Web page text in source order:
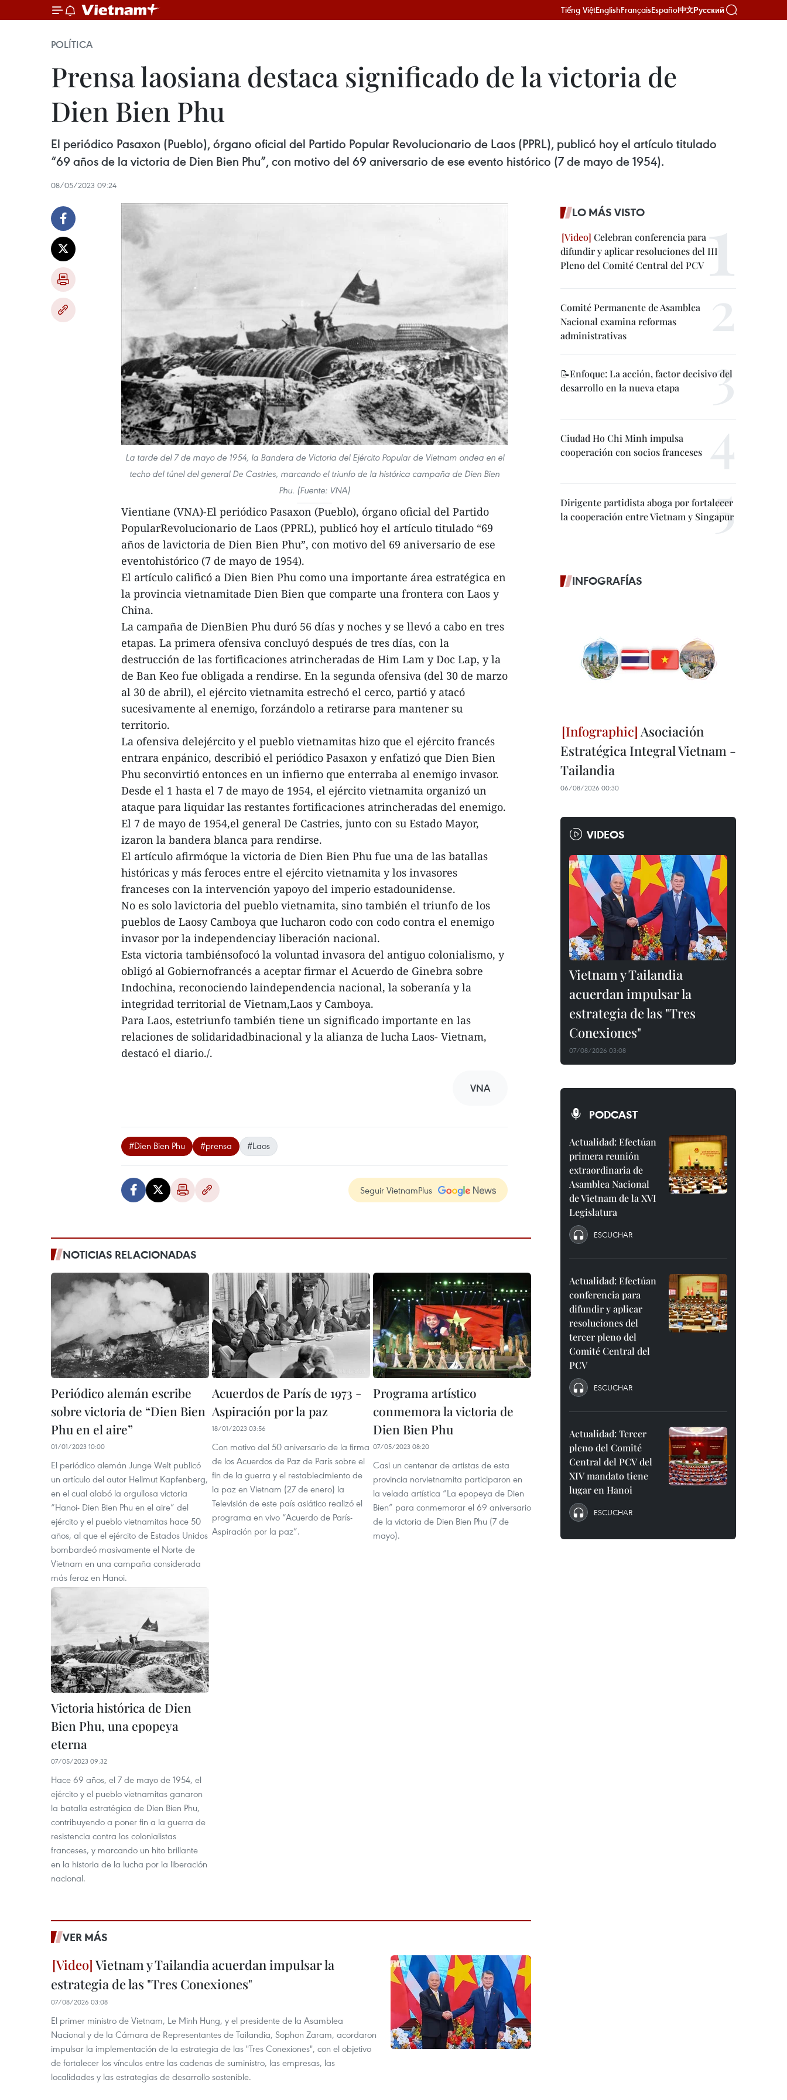
Tiếng ViệtEnglishFrançaisEspañol中文Русский
POLÍTICA
Prensa laosiana destaca significado de la victoria de
Dien Bien Phu
El periódico Pasaxon (Pueblo), órgano oficial del Partido Popular Revolucionario de Laos (PPRL), publicó hoy el artículo titulado
“69 años de la victoria de Dien Bien Phu”, con motivo del 69 aniversario de ese evento histórico (7 de mayo de 1954).
08/05/2023 09:24
La tarde del 7 de mayo de 1954, la Bandera de Victoria del Ejército Popular de Vietnam ondea en el
techo del túnel del general De Castries, marcando el triunfo de la histórica campaña de Dien Bien
Phu. (Fuente: VNA)
Vientiane (VNA)-El periódico Pasaxon (Pueblo), órgano oficial del Partido
PopularRevolucionario de Laos (PPRL), publicó hoy el artículo titulado “69
años de lavictoria de Dien Bien Phu”, con motivo del 69 aniversario de ese
eventohistórico (7 de mayo de 1954).
El artículo calificó a Dien Bien Phu como una importante área estratégica en
la provincia vietnamitade Dien Bien que comparte una frontera con Laos y
China.
La campaña de DienBien Phu duró 56 días y noches y se llevó a cabo en tres
etapas. La primera ofensiva concluyó después de tres días, con la
destrucción de las fortificaciones atrincheradas de Him Lam y Doc Lap, y la
de Ban Keo fue obligada a rendirse. En la segunda ofensiva (del 30 de marzo
al 30 de abril), el ejército vietnamita estrechó el cerco, partió y atacó
sucesivamente al enemigo, forzándolo a retirarse para mantener su
territorio.
La ofensiva delejército y el pueblo vietnamitas hizo que el ejército francés
entrara enpánico, describió el periódico Pasaxon y enfatizó que Dien Bien
Phu seconvirtió entonces en un infierno que enterraba al enemigo invasor.
Desde el 1 hasta el 7 de mayo de 1954, el ejército vietnamita organizó un
ataque para liquidar las restantes fortificaciones atrincheradas del enemigo.
El 7 de mayo de 1954,el general De Castries, junto con su Estado Mayor,
izaron la bandera blanca para rendirse.
El artículo afirmóque la victoria de Dien Bien Phu fue una de las batallas
históricas y más feroces entre el ejército vietnamita y los invasores
franceses con la intervención yapoyo del imperio estadounidense.
No es solo lavictoria del pueblo vietnamita, sino también el triunfo de los
pueblos de Laosy Camboya que lucharon codo con codo contra el enemigo
invasor por la independenciay liberación nacional.
Esta victoria tambiénsofocó la voluntad invasora del antiguo colonialismo, y
obligó al Gobiernofrancés a aceptar firmar el Acuerdo de Ginebra sobre
Indochina, reconociendo laindependencia nacional, la soberanía y la
integridad territorial de Vietnam,Laos y Camboya.
Para Laos, estetriunfo también tiene un significado importante en las
relaciones de solidaridadbinacional y la alianza de lucha Laos- Vietnam,
destacó el diario./.
VNA
#Dien Bien Phu #prensa #Laos
Seguir VietnamPlus
NOTICIAS RELACIONADAS
Periódico alemán escribe
sobre victoria de “Dien Bien
Phu en el aire”
01/01/2023 10:00
El periódico alemán Junge Welt publicó
un artículo del autor Hellmut Kapfenberg,
en el cual alabó la orgullosa victoria
“Hanoi- Dien Bien Phu en el aire” del
ejército y el pueblo vietnamitas hace 50
años, al que el ejército de Estados Unidos
bombardeó masivamente el Norte de
Vietnam en una campaña considerada
más feroz en Hanoi.
Acuerdos de París de 1973 -
Aspiración por la paz
18/01/2023 03:56
Con motivo del 50 aniversario de la firma
de los Acuerdos de Paz de París sobre el
fin de la guerra y el restablecimiento de
la paz en Vietnam (27 de enero) la
Televisión de este país asiático realizó el
programa en vivo “Acuerdo de París-
Aspiración por la paz”.
Programa artístico
conmemora la victoria de
Dien Bien Phu
07/05/2023 08:20
Casi un centenar de artistas de esta
provincia norvietnamita participaron en
la velada artística “La epopeya de Dien
Bien” para conmemorar el 69 aniversario
de la victoria de Dien Bien Phu (7 de
mayo).
Victoria histórica de Dien
Bien Phu, una epopeya
eterna
07/05/2023 09:32
Hace 69 años, el 7 de mayo de 1954, el
ejército y el pueblo vietnamitas ganaron
la batalla estratégica de Dien Bien Phu,
contribuyendo a poner fin a la guerra de
resistencia contra los colonialistas
franceses, y marcando un hito brillante
en la historia de la lucha por la liberación
nacional.
VER MÁS
Vietnam y Tailandia acuerdan impulsar la
estrategia de las "Tres Conexiones"
07/08/2026 03:08
El primer ministro de Vietnam, Le Minh Hung, y el presidente de la Asamblea
Nacional y de la Cámara de Representantes de Tailandia, Sophon Zaram, acordaron
impulsar la implementación de la estrategia de las "Tres Conexiones", con el objetivo
de fortalecer los vínculos entre las cadenas de suministro, las empresas, las
localidades y las estrategias de desarrollo sostenible.
LO MÁS VISTO
Celebran conferencia para
difundir y aplicar resoluciones del III
Pleno del Comité Central del PCV
Comité Permanente de Asamblea
Nacional examina reformas
administrativas
📝Enfoque: La acción, factor decisivo del
desarrollo en la nueva etapa
Ciudad Ho Chi Minh impulsa
cooperación con socios franceses
Dirigente partidista aboga por fortalecer
la cooperación entre Vietnam y Singapur
INFOGRAFÍAS
Asociación
Estratégica Integral Vietnam -
Tailandia
06/08/2026 00:30
VIDEOS
Vietnam y Tailandia
acuerdan impulsar la
estrategia de las "Tres
Conexiones"
07/08/2026 03:08
PODCAST
Actualidad: Efectúan
primera reunión
extraordinaria de
Asamblea Nacional
de Vietnam de la XVI
Legislatura
ESCUCHAR
Actualidad: Efectúan
conferencia para
difundir y aplicar
resoluciones del
tercer pleno del
Comité Central del
PCV
ESCUCHAR
Actualidad: Tercer
pleno del Comité
Central del PCV del
XIV mandato tiene
lugar en Hanoi
ESCUCHAR